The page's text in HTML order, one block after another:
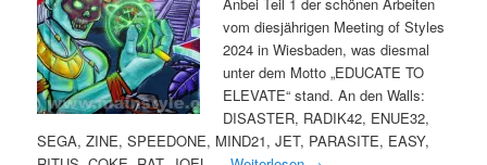
vom diesjährigen Meeting of Styles
2024 in Wiesbaden, was diesmal
unter dem Motto „EDUCATE TO
ELEVATE“ stand. An den Walls:
DISASTER, RADIK42, ENUE32,
SEGA, ZINE, SPEEDONE, MIND21, JET, PARASITE, EASY,